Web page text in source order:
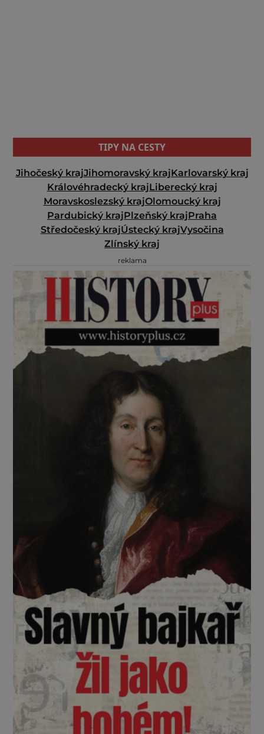
TIPY NA CESTY
Jihočeský krajJihomoravský krajKarlovarský kraj
Královéhradecký krajLiberecký kraj
Moravskoslezský krajOlomoucký kraj
Pardubický krajPlzeňský krajPraha
Středočeský krajÚstecký krajVysočina
Zlínský kraj
reklama